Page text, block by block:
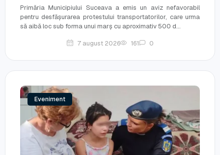
Primăria Municipiului Suceava a emis un aviz nefavorabil
pentru desfășurarea protestului transportatorilor, care urma
să aibă loc sub forma unui marș cu aproximativ 500 d...
7 august 2026 161 0
Eveniment